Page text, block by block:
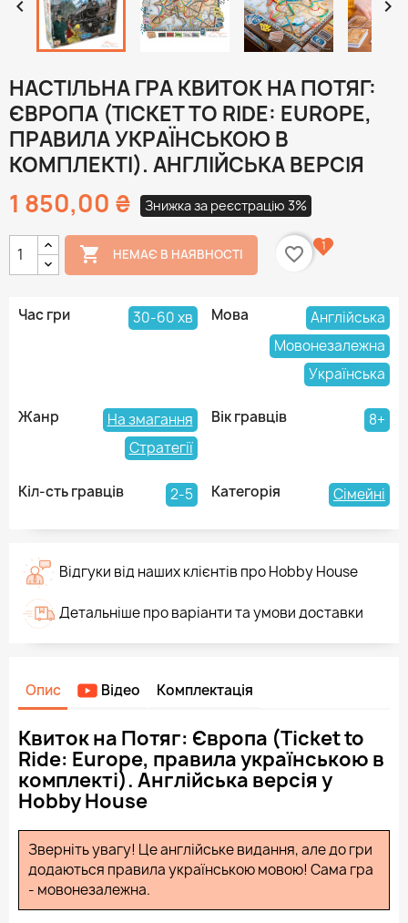
 
НАСТІЛЬНА ГРА КВИТОК НА ПОТЯГ:
ЄВРОПА (TICKET TO RIDE: EUROPE,
ПРАВИЛА УКРАЇНСЬКОЮ В
КОМПЛЕКТІ). АНГЛІЙСЬКА ВЕРСІЯ
1 850,00 ₴ Знижка за реєстрацію 3%
 НЕМАЄ В НАЯВНОСТІ favorite_border 1
Час гри 30-60 хв Мова
Англійська
Мовонезалежна
Українська
Жанр
На змагання
Стратегії
Вік гравців 8+
Кіл-сть гравців 2-5 Категорія Сімейні
Відгуки від наших клієнтів про Hobby House
Детальніше про варіанти та умови доставки
Опис Відео Комплектація
Квиток на Потяг: Європа (Ticket to
Ride: Europe, правила українською в
комплекті). Англійська версія у
Hobby House
Зверніть увагу! Це англійське видання, але до гри
додаються правила українською мовою! Сама гра
- мовонезалежна.